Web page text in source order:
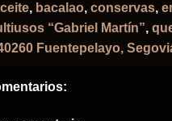
, bacalao, conservas,
“Gabriel Martín”,
Fuentepelayo,